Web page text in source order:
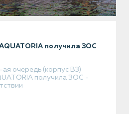
получила ЗОС
очередь (корпус В3)
получила ЗОС -